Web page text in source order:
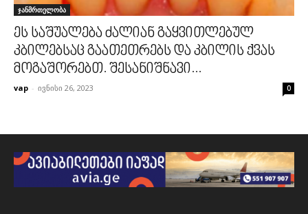
ჯანმრთელობა
ეს საშუალება ძალიან გაყვითლებულ
კბილებსაც გაათეთრებს და კბილის ქვას
მოგაშორებთ. შესანიშნავი...
vap - ივნისი 26, 2023 0